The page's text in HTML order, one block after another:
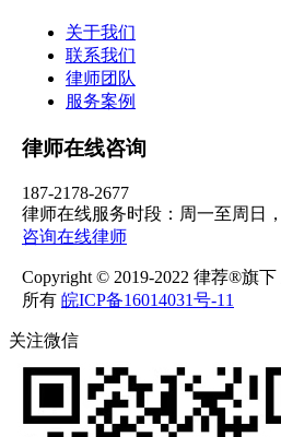
关于我们
联系我们
律师团队
服务案例
律师在线咨询
187-2178-2677
律师在线服务时段：周一至周日
咨询在线律师
Copyright © 2019-2022 律荐®旗
所有 皖ICP备16014031号-11
关注微信